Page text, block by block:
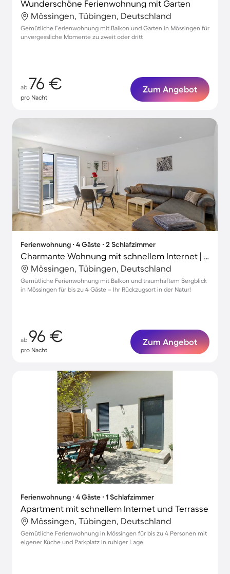
Wunderschöne Ferienwohnung mit Garten
Mössingen, Tübingen, Deutschland
Gemütliche Ferienwohnung mit Balkon und Garten in Mössingen für
unvergessliche Momente zu zweit oder dritt
ab 76 €
pro Nacht
Zum Angebot
Ferienwohnung ∙ 4 Gäste ∙ 2 Schlafzimmer
Charmante Wohnung mit schnellem Internet | Gartenblick
Mössingen, Tübingen, Deutschland
Gemütliche Ferienwohnung mit Balkon und traumhaftem Bergblick
in Mössingen für bis zu 4 Gäste – Ihr Rückzugsort in der Natur!
ab 96 €
pro Nacht
Zum Angebot
Ferienwohnung ∙ 4 Gäste ∙ 1 Schlafzimmer
Apartment mit schnellem Internet und Terrasse
Mössingen, Tübingen, Deutschland
Gemütliche Ferienwohnung in Mössingen für bis zu 4 Personen mit
eigener Küche und Parkplatz in ruhiger Lage